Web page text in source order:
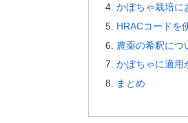
かぼちゃ栽培に
HRACコードを
農薬の希釈につ
かぼちゃに適用
まとめ